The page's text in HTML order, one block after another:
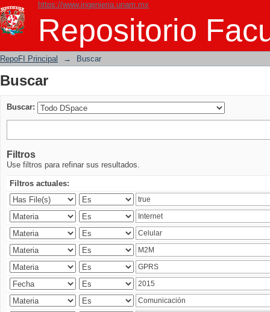
https://www.ingenieria.unam.mx
Repositorio
Buscar
RepoFI Principal → Buscar
Buscar
Buscar:
Filtros
Use filtros para refinar sus resultados.
Filtros actuales: